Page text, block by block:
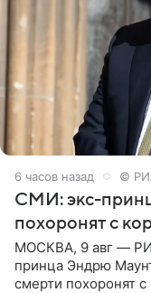
6 часов назад ©
СМИ: экс-
похоронят с
МОСКВА, 9 авг —
принца Эндрю
смерти похоронят